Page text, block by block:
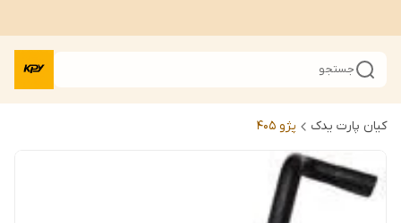
جستجو
کیان پارت یدک پژو 405